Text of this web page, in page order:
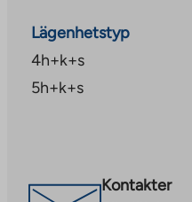
Lägenhetstyp
4h+k+s
5h+k+s
Kontakter